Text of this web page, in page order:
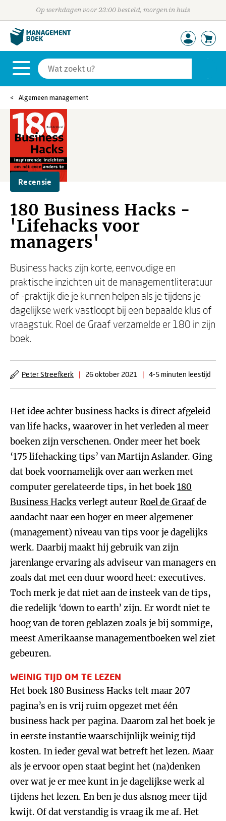
Op werkdagen voor 23:00 besteld, morgen in huis
Algemeen management
Recensie
180 Business Hacks -
'Lifehacks voor
managers'
Business hacks zijn korte, eenvoudige en
praktische inzichten uit de managementliteratuur
of -praktijk die je kunnen helpen als je tijdens je
dagelijkse werk vastloopt bij een bepaalde klus of
vraagstuk. Roel de Graaf verzamelde er 180 in zijn
boek.
Peter Streefkerk | 26 oktober 2021 | 4-5 minuten leestijd
Het idee achter business hacks is direct afgeleid
van life hacks, waarover in het verleden al meer
boeken zijn verschenen. Onder meer het boek
‘175 lifehacking tips’ van Martijn Aslander. Ging
dat boek voornamelijk over aan werken met
computer gerelateerde tips, in het boek180
Business Hacks verlegt auteurRoel de Graafde
aandacht naar een hoger en meer algemener
(management) niveau van tips voor je dagelijks
werk. Daarbij maakt hij gebruik van zijn
jarenlange ervaring als adviseur van managers en
zoals dat met een duur woord heet: executives.
Toch merk je dat niet aan de insteek van de tips,
die redelijk ‘down to earth’ zijn. Er wordt niet te
hoog van de toren geblazen zoals je bij sommige,
meest Amerikaanse managementboeken wel ziet
gebeuren.
WEINIG TIJD OM TE LEZEN
Het boek 180 Business Hacks telt maar 207
pagina’s en is vrij ruim opgezet met één
business hack per pagina. Daarom zal het boek je
in eerste instantie waarschijnlijk weinig tijd
kosten. In ieder geval wat betreft het lezen. Maar
als je ervoor open staat begint het (na)denken
over wat je er mee kunt in je dagelijkse werk al
tijdens het lezen. En ben je dus alsnog meer tijd
kwijt. Of dat verstandig is vraag ik me af. Het